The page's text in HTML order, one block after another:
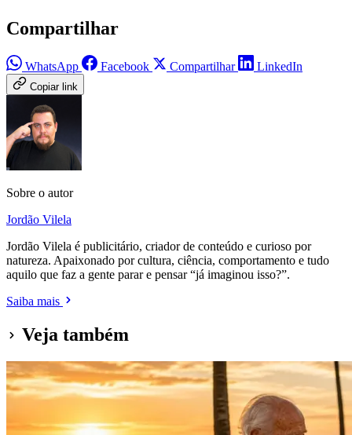
Compartilhar
WhatsApp Facebook Compartilhar LinkedIn
Copiar link
Sobre o autor
Jordão Vilela
Jordão Vilela é publicitário, criador de conteúdo e curioso por
natureza. Apaixonado por cultura, ciência, comportamento e tudo
aquilo que faz a gente parar e pensar “já imaginou isso?”.
Saiba mais
Veja também